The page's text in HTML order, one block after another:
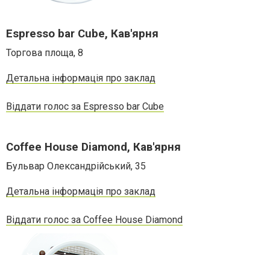
Espresso bar Cube, Кав'ярня
Торгова площа, 8
Детальна інформація про заклад
Віддати голос за Espresso bar Cube
Coffee House Diamond, Кав'ярня
Бульвар Олександрійський, 35
Детальна інформація про заклад
Віддати голос за Coffee House Diamond